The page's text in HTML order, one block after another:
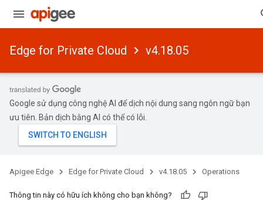
Edge for Private Cloud v4.18.05
Google sử dụng công nghệ AI để dịch nội dung sang ngôn ngữ bạn
ưu tiên. Bản dịch bằng AI có thể có lỗi.
Apigee Edge Edge for Private Cloud v4.18.05 Operations
Thông tin này có hữu ích không cho bạn không?